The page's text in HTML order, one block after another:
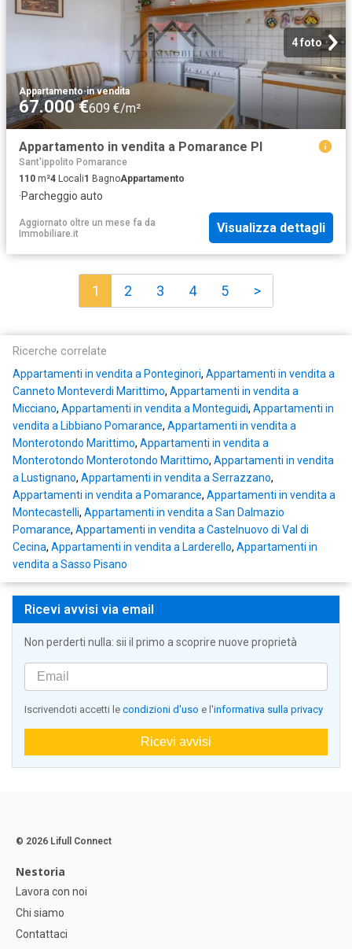
4 foto
Appartamento·in vendita
67.000 €609 €/m²
Appartamento in vendita a Pomarance PI
Sant'ippolito Pomarance
110 m²4 Locali1 BagnoAppartamento
·Parcheggio auto
Aggiornato oltre un mese fa da
Immobiliare.it
Visualizza dettagli
1 2 3 4 5 >
Ricerche correlate
Appartamenti in vendita a Ponteginori, Appartamenti in vendita a
Canneto Monteverdi Marittimo, Appartamenti in vendita a
Micciano, Appartamenti in vendita a Monteguidi, Appartamenti in
vendita a Libbiano Pomarance, Appartamenti in vendita a
Monterotondo Marittimo, Appartamenti in vendita a
Monterotondo Monterotondo Marittimo, Appartamenti in vendita
a Lustignano, Appartamenti in vendita a Serrazzano,
Appartamenti in vendita a Pomarance, Appartamenti in vendita a
Montecastelli, Appartamenti in vendita a San Dalmazio
Pomarance, Appartamenti in vendita a Castelnuovo di Val di
Cecina, Appartamenti in vendita a Larderello, Appartamenti in
vendita a Sasso Pisano
Ricevi avvisi via email
Non perderti nulla: sii il primo a scoprire nuove proprietà
Iscrivendoti accetti le condizioni d'uso e l'informativa sulla privacy
Ricevi avvisi
© 2026 Lifull Connect
Nestoria
Lavora con noi
Chi siamo
Contattaci